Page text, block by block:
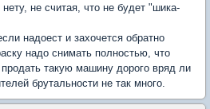
не считая, что не будет "шика-
надоест и захочется обратно
надо снимать полностью, что
такую машину дорого вряд ли
брутальности не так много.